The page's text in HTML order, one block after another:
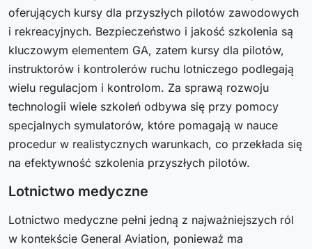
oferujących kursy dla przyszłych pilotów zawodowych
i rekreacyjnych. Bezpieczeństwo i jakość szkolenia są
kluczowym elementem GA, zatem kursy dla pilotów,
instruktorów i kontrolerów ruchu lotniczego podlegają
wielu regulacjom i kontrolom. Za sprawą rozwoju
technologii wiele szkoleń odbywa się przy pomocy
specjalnych symulatorów, które pomagają w nauce
procedur w realistycznych warunkach, co przekłada się
na efektywność szkolenia przyszłych pilotów.
Lotnictwo medyczne
Lotnictwo medyczne pełni jedną z najważniejszych ról
w kontekście General Aviation, ponieważ ma